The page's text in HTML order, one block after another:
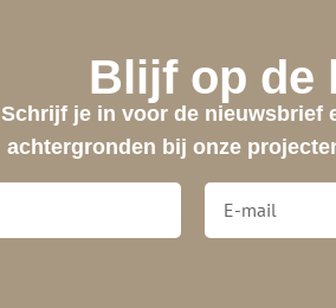
Blijf op de
Schrijf je in voor de nieuwsbrief
achtergronden bij onze